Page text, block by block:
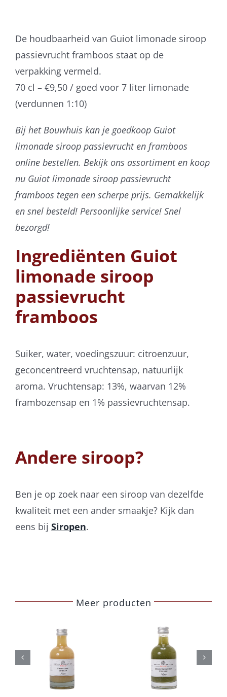
De houdbaarheid van Guiot limonade siroop
passievrucht framboos staat op de
verpakking vermeld.
70 cl – €9,50 / goed voor 7 liter limonade
(verdunnen 1:10)
Bij het Bouwhuis kan je goedkoop Guiot
limonade siroop passievrucht en framboos
online bestellen. Bekijk ons assortiment en koop
nu Guiot limonade siroop passievrucht
framboos tegen een scherpe prijs. Gemakkelijk
en snel besteld! Persoonlijke service! Snel
bezorgd!
Ingrediënten Guiot
limonade siroop
passievrucht
framboos
Suiker, water, voedingszuur: citroenzuur,
geconcentreerd vruchtensap, natuurlijk
aroma. Vruchtensap: 13%, waarvan 12%
frambozensap en 1% passievruchtensap.
Andere siroop?
Ben je op zoek naar een siroop van dezelfde
kwaliteit met een ander smaakje? Kijk dan
eens bij Siropen.
Meer producten
Belberry
komkommer
azijn
Toevoegen
Belberry
sinaasappel
azijn
Toevoegen